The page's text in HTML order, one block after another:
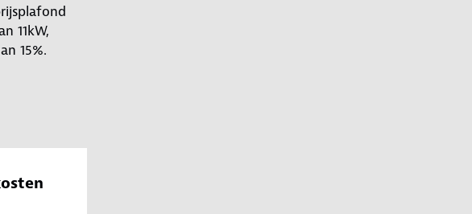
11kW,
15%.